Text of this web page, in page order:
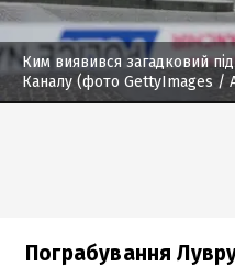
Ким виявився загадковий
Каналу (фото GettyImages /
Пограбування